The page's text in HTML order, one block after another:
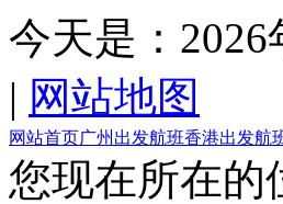
今天是： 2026
| 网站地图
网站首页广州出发航班香港出发航
您现在所在的